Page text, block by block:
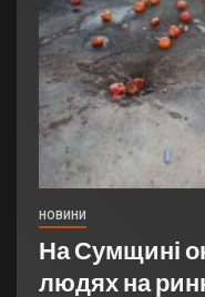
НОВИНИ
На Сумщині
людях на